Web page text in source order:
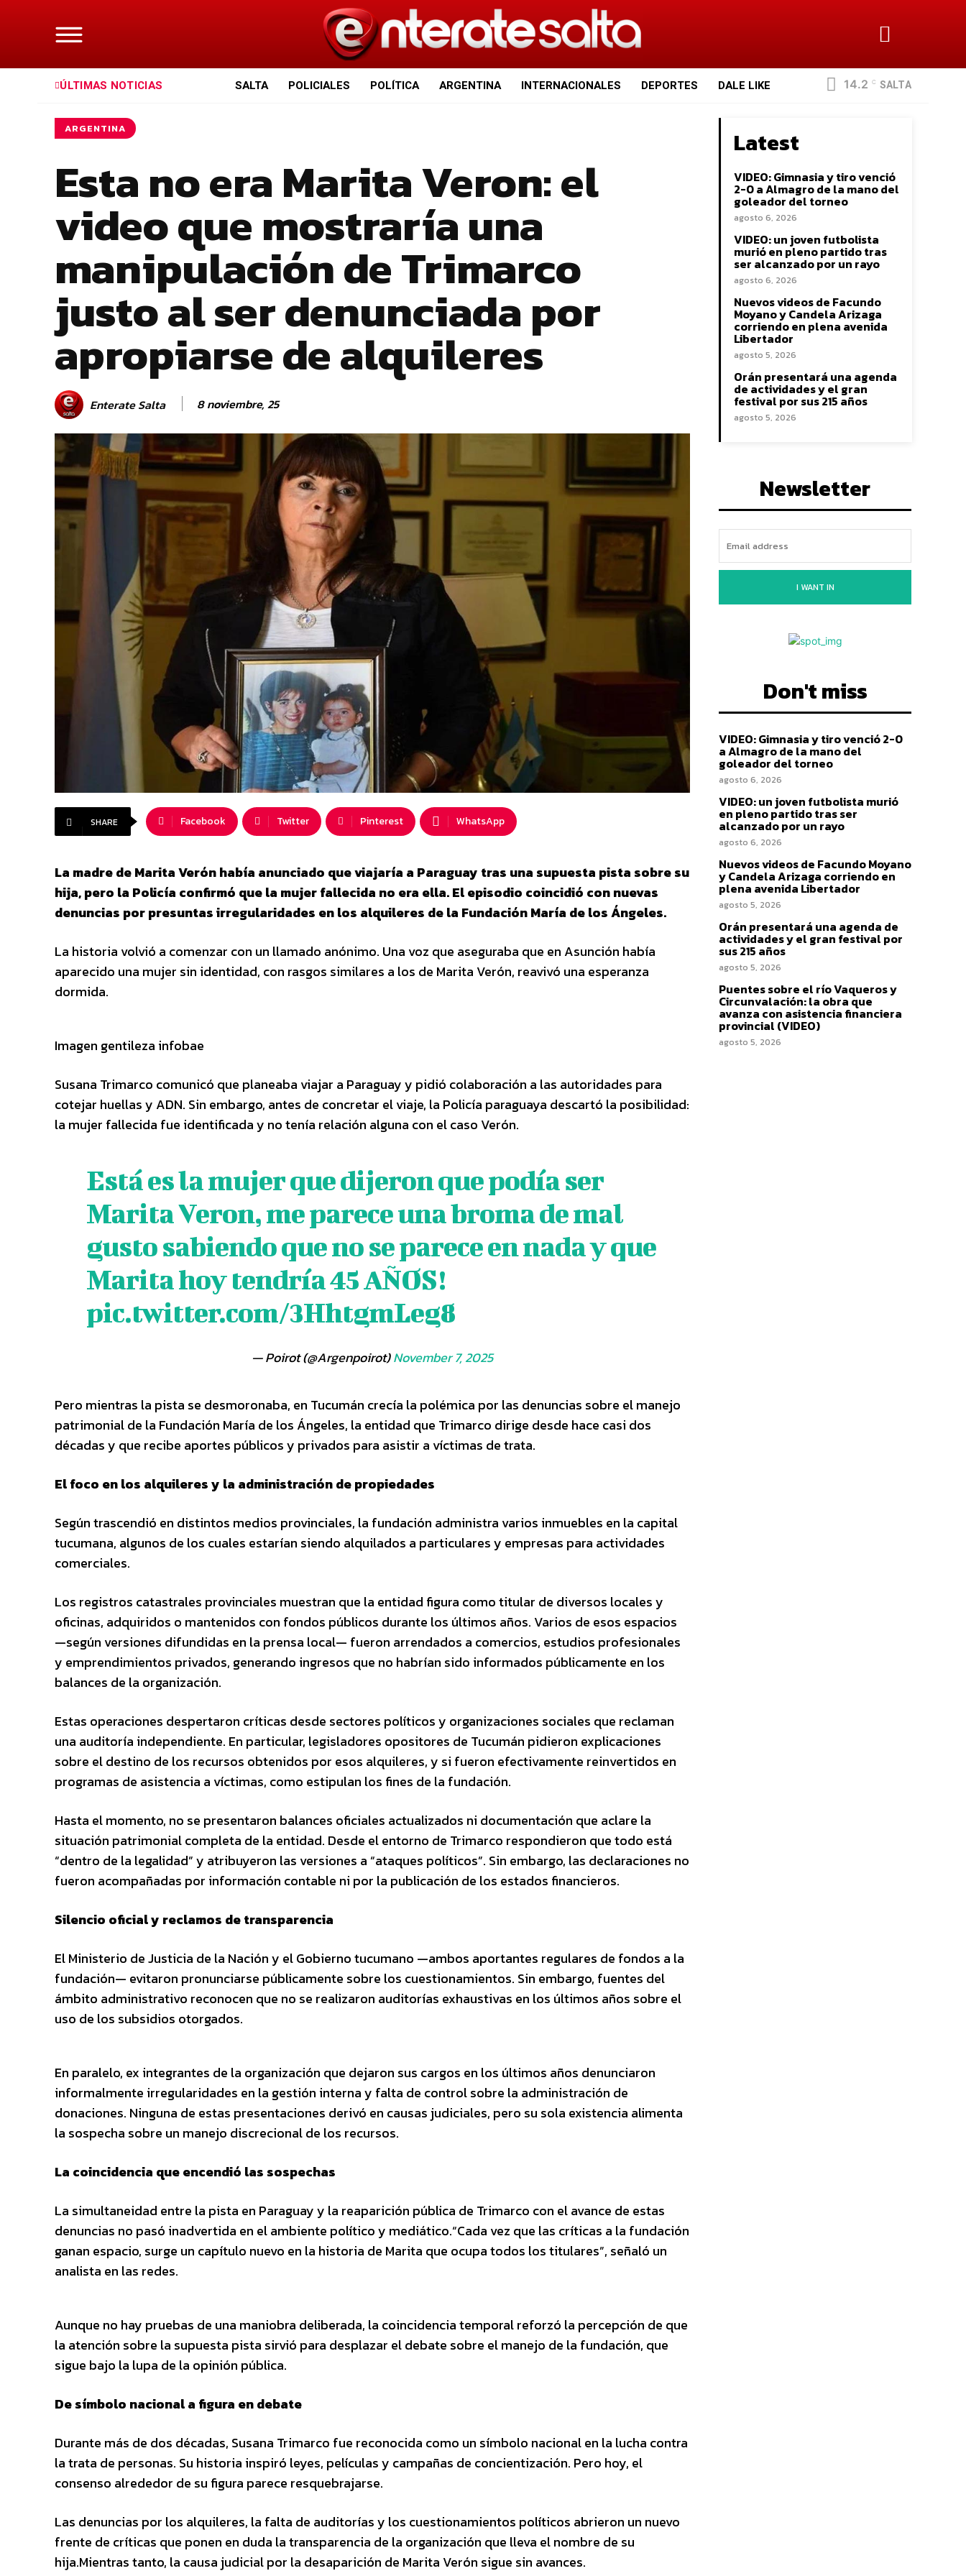
ÚLTIMAS NOTICIAS SALTA POLICIALES POLÍTICA ARGENTINA INTERNACIONALES DEPORTES DALE LIKE 14.2 C SALTA
ARGENTINA
Esta no era Marita Veron: el
video que mostraría una
manipulación de Trimarco
justo al ser denunciada por
apropiarse de alquileres
Enterate Salta 8 noviembre, 25
SHARE Facebook Twitter Pinterest WhatsApp
La madre de Marita Verón había anunciado que viajaría a Paraguay tras una supuesta pista sobre su
hija, pero la Policía confirmó que la mujer fallecida no era ella. El episodio coincidió con nuevas
denuncias por presuntas irregularidades en los alquileres de la Fundación María de los Ángeles.
La historia volvió a comenzar con un llamado anónimo. Una voz que aseguraba que en Asunción había
aparecido una mujer sin identidad, con rasgos similares a los de Marita Verón, reavivó una esperanza
dormida.
Imagen gentileza infobae
Susana Trimarco comunicó que planeaba viajar a Paraguay y pidió colaboración a las autoridades para
cotejar huellas y ADN. Sin embargo, antes de concretar el viaje, la Policía paraguaya descartó la posibilidad:
la mujer fallecida fue identificada y no tenía relación alguna con el caso Verón.
Está es la mujer que dijeron que podía ser
Marita Veron, me parece una broma de mal
gusto sabiendo que no se parece en nada y que
Marita hoy tendría 45 AÑOS!
pic.twitter.com/3HhtgmLeg8
— Poirot (@Argenpoirot)November 7, 2025
Pero mientras la pista se desmoronaba, en Tucumán crecía la polémica por las denuncias sobre el manejo
patrimonial de la Fundación María de los Ángeles, la entidad que Trimarco dirige desde hace casi dos
décadas y que recibe aportes públicos y privados para asistir a víctimas de trata.
El foco en los alquileres y la administración de propiedades
Según trascendió en distintos medios provinciales, la fundación administra varios inmuebles en la capital
tucumana, algunos de los cuales estarían siendo alquilados a particulares y empresas para actividades
comerciales.
Los registros catastrales provinciales muestran que la entidad figura como titular de diversos locales y
oficinas, adquiridos o mantenidos con fondos públicos durante los últimos años. Varios de esos espacios
—según versiones difundidas en la prensa local— fueron arrendados a comercios, estudios profesionales
y emprendimientos privados, generando ingresos que no habrían sido informados públicamente en los
balances de la organización.
Estas operaciones despertaron críticas desde sectores políticos y organizaciones sociales que reclaman
una auditoría independiente. En particular, legisladores opositores de Tucumán pidieron explicaciones
sobre el destino de los recursos obtenidos por esos alquileres, y si fueron efectivamente reinvertidos en
programas de asistencia a víctimas, como estipulan los fines de la fundación.
Hasta el momento, no se presentaron balances oficiales actualizados ni documentación que aclare la
situación patrimonial completa de la entidad. Desde el entorno de Trimarco respondieron que todo está
“dentro de la legalidad” y atribuyeron las versiones a “ataques políticos”. Sin embargo, las declaraciones no
fueron acompañadas por información contable ni por la publicación de los estados financieros.
Silencio oficial y reclamos de transparencia
El Ministerio de Justicia de la Nación y el Gobierno tucumano —ambos aportantes regulares de fondos a la
fundación— evitaron pronunciarse públicamente sobre los cuestionamientos. Sin embargo, fuentes del
ámbito administrativo reconocen que no se realizaron auditorías exhaustivas en los últimos años sobre el
uso de los subsidios otorgados.
En paralelo, ex integrantes de la organización que dejaron sus cargos en los últimos años denunciaron
informalmente irregularidades en la gestión interna y falta de control sobre la administración de
donaciones. Ninguna de estas presentaciones derivó en causas judiciales, pero su sola existencia alimenta
la sospecha sobre un manejo discrecional de los recursos.
La coincidencia que encendió las sospechas
La simultaneidad entre la pista en Paraguay y la reaparición pública de Trimarco con el avance de estas
denuncias no pasó inadvertida en el ambiente político y mediático.“Cada vez que las críticas a la fundación
ganan espacio, surge un capítulo nuevo en la historia de Marita que ocupa todos los titulares”, señaló un
analista en las redes.
Aunque no hay pruebas de una maniobra deliberada, la coincidencia temporal reforzó la percepción de que
la atención sobre la supuesta pista sirvió para desplazar el debate sobre el manejo de la fundación, que
sigue bajo la lupa de la opinión pública.
De símbolo nacional a figura en debate
Durante más de dos décadas, Susana Trimarco fue reconocida como un símbolo nacional en la lucha contra
la trata de personas. Su historia inspiró leyes, películas y campañas de concientización. Pero hoy, el
consenso alrededor de su figura parece resquebrajarse.
Las denuncias por los alquileres, la falta de auditorías y los cuestionamientos políticos abrieron un nuevo
frente de críticas que ponen en duda la transparencia de la organización que lleva el nombre de su
hija.Mientras tanto, la causa judicial por la desaparición de Marita Verón sigue sin avances.
Latest
VIDEO: Gimnasia y tiro venció
2-0 a Almagro de la mano del
goleador del torneo
agosto 6, 2026
VIDEO: un joven futbolista
murió en pleno partido tras
ser alcanzado por un rayo
agosto 6, 2026
Nuevos videos de Facundo
Moyano y Candela Arizaga
corriendo en plena avenida
Libertador
agosto 5, 2026
Orán presentará una agenda
de actividades y el gran
festival por sus 215 años
agosto 5, 2026
Newsletter
I WANT IN
Don't miss
VIDEO: Gimnasia y tiro venció 2-0
a Almagro de la mano del
goleador del torneo
agosto 6, 2026
VIDEO: un joven futbolista murió
en pleno partido tras ser
alcanzado por un rayo
agosto 6, 2026
Nuevos videos de Facundo Moyano
y Candela Arizaga corriendo en
plena avenida Libertador
agosto 5, 2026
Orán presentará una agenda de
actividades y el gran festival por
sus 215 años
agosto 5, 2026
Puentes sobre el río Vaqueros y
Circunvalación: la obra que
avanza con asistencia financiera
provincial (VIDEO)
agosto 5, 2026